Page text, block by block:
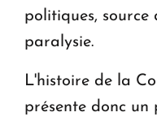
politiques, source
paralysie.
L'histoire de la
présente donc